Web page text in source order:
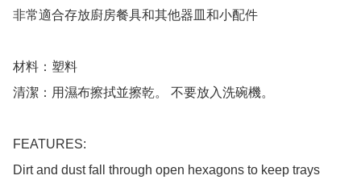
非常適合存放廚房餐具和其他器皿和小配件
材料：塑料
清潔：用濕布擦拭並擦乾。 不要放入洗碗機。
FEATURES:
Dirt and dust fall through open hexagons to keep trays